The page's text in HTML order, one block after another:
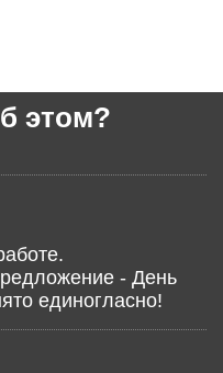
этом?
- День
единогласно!